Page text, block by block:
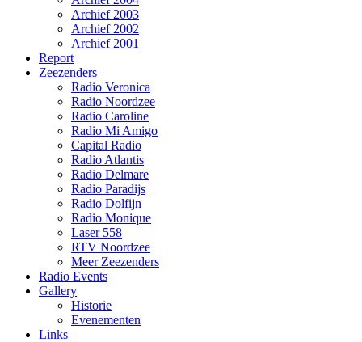
Archief 2003
Archief 2002
Archief 2001
Report
Zeezenders
Radio Veronica
Radio Noordzee
Radio Caroline
Radio Mi Amigo
Capital Radio
Radio Atlantis
Radio Delmare
Radio Paradijs
Radio Dolfijn
Radio Monique
Laser 558
RTV Noordzee
Meer Zeezenders
Radio Events
Gallery
Historie
Evenementen
Links